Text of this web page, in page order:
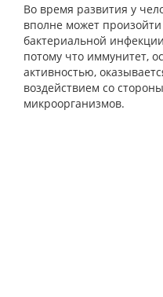
Во время развития у
вполне может
бактериальной
потому что иммунитет,
активностью,
воздействием со
микроорганизмов.